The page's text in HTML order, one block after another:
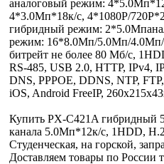
аналоговый режим:
4*3.0Мп*18к/с, 4*1080P/
гибридный режим:
режим: 16*8.0Мп/5.0Мп/4.0Мп/
битрейт не более 80 Мб/с,
RS-485, USB 2.0, HTTP, IPv4,
DNS, PPPOE, DDNS, NTP,
iOS, Android FreeIP,
Купить PX-C421A гибридный
канала 5.0Мп*12к/с, 1HDD,
Студенческая, на горской,
Доставляем товары по России